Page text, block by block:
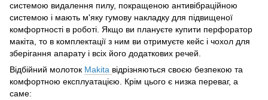
системою видалення пилу, покращеною антивібраційною
системою і мають м'яку гумову накладку для підвищеної
комфортності в роботі. Якщо ви плануєте купити перфоратор
макіта, то в комплектації з ним ви отримуєте кейс і чохол для
зберігання апарату і всіх його додаткових речей.
Відбійний молоток Makita відрізняються своєю безпекою та
комфортною експлуатацією. Крім цього є низка переваг, а
саме: